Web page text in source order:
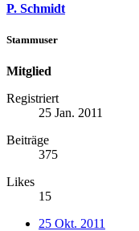
P. Schmidt
Stammuser
Mitglied
Registriert
25 Jan. 2011
Beiträge
375
Likes
15
25 Okt. 2011